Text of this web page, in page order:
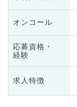
オンコール
応募資格・
経験
求人特徴